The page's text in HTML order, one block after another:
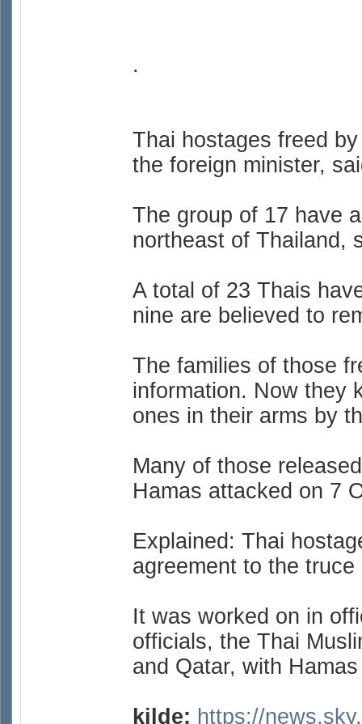
.
Thai hostages freed
the foreign minister,
The group of 17 have
northeast of Thailand,
A total of 23 Thais
nine are believed to
The families of those
information. Now they
ones in their arms by
Many of those
Hamas attacked on 7
Explained: Thai
agreement to the
It was worked on in
officials, the Thai
and Qatar, with
kilde: https://